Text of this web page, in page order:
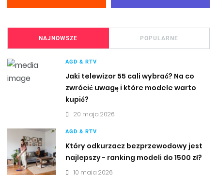
NAJNOWSZE POPULARNE
AGD & RTV
Jaki telewizor 55 cali wybrać? Na co
zwrócić uwagę i które modele warto
kupić?
20 maja 2026
AGD & RTV
Który odkurzacz bezprzewodowy jest
najlepszy - ranking modeli do 1500 zł?
10 maja 2026